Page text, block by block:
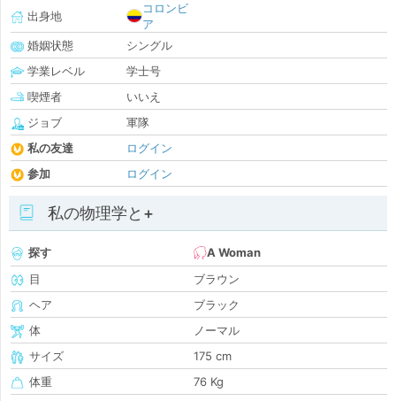
出身地
コロンビ
ア
婚姻状態
シングル
学業レベル
学士号
喫煙者
いいえ
ジョブ
軍隊
私の友達
ログイン
参加
ログイン
私の物理学と+
探す
A Woman
目
ブラウン
ヘア
ブラック
体
ノーマル
サイズ
175 cm
体重
76 Kg